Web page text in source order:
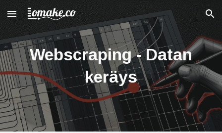
Skip to main content Skip to navigation
Webscraping - Datan
keräys